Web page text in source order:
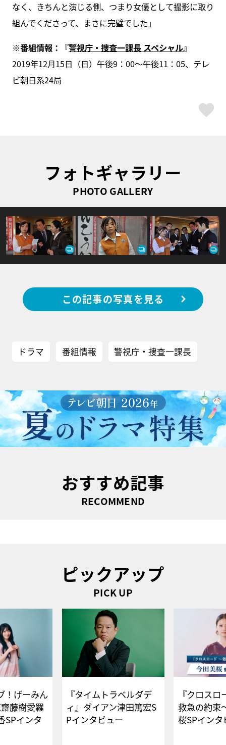
なく、きちんと演じる側、つまり女優として撮影に取り
組んでくださって、まさに完璧でした」
※番組情報：『警視庁・捜査一課長 スペシャル』
2019年12月15日（日）午後9：00～午後11：05、テレ
ビ朝日系24局
フォトギャラリー
PHOTO GALLERY
この記事の写真を見る
ドラマ 番組情報 警視庁・捜査一課長
おすすめ記事
RECOMMEND
ピックアップ
PICK UP
！げーみん
藤樹愛羅
SPインタ
『タイムトラベルダデ
ィ』ダイアン津田篤宏S
Pインタビュー
『クロス
救急の約束
桜SPイ